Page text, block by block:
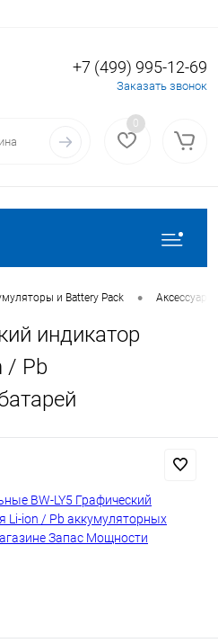
Вход Регистрация
+7 (499) 995-12-69
Заказать звонок
0
и Battery Pack • Аксессуары
индикатор
/ Pb